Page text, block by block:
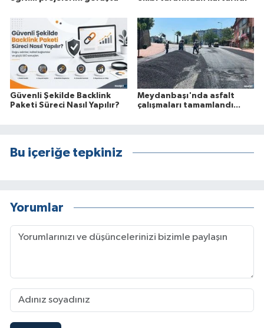
Güvenli Şekilde Backlink
Paketi Süreci Nasıl Yapılır?
Meydanbaşı'nda asfalt
çalışmaları tamamlandı...
Bu içeriğe tepkiniz
Yorumlar